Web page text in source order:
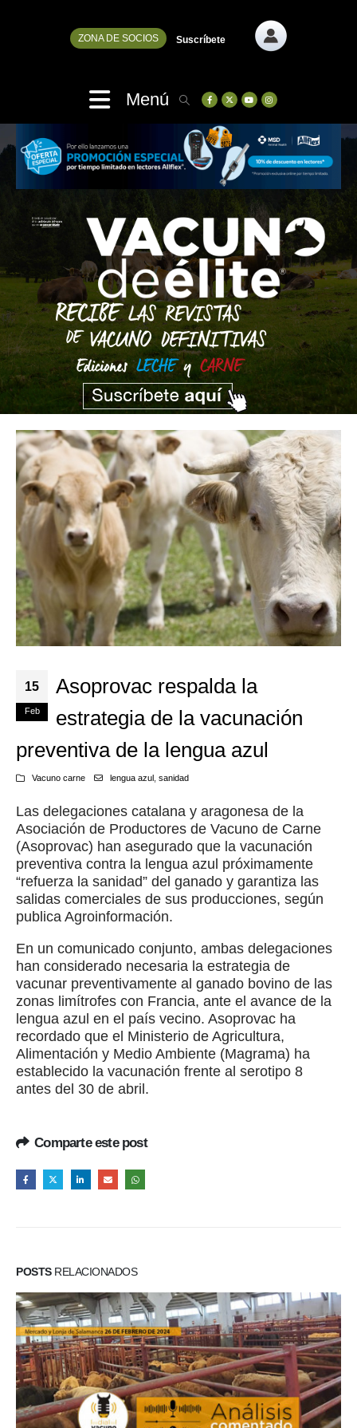
ZONA DE SOCIOS Suscríbete
Menú
15
Feb
Asoprovac respalda la
estrategia de la vacunación
preventiva de la lengua azul
Vacuno carne lengua azul , sanidad
Las delegaciones catalana y aragonesa de la
Asociación de Productores de Vacuno de Carne
(Asoprovac) han asegurado que la vacunación
preventiva contra la lengua azul próximamente
“refuerza la sanidad” del ganado y garantiza las
salidas comerciales de sus producciones, según
publica Agroinformación.
En un comunicado conjunto, ambas delegaciones
han considerado necesaria la estrategia de
vacunar preventivamente al ganado bovino de las
zonas limítrofes con Francia, ante el avance de la
lengua azul en el país vecino. Asoprovac ha
recordado que el Ministerio de Agricultura,
Alimentación y Medio Ambiente (Magrama) ha
establecido la vacunación frente al serotipo 8
antes del 30 de abril.
Comparte este post
POSTSRELACIONADOS